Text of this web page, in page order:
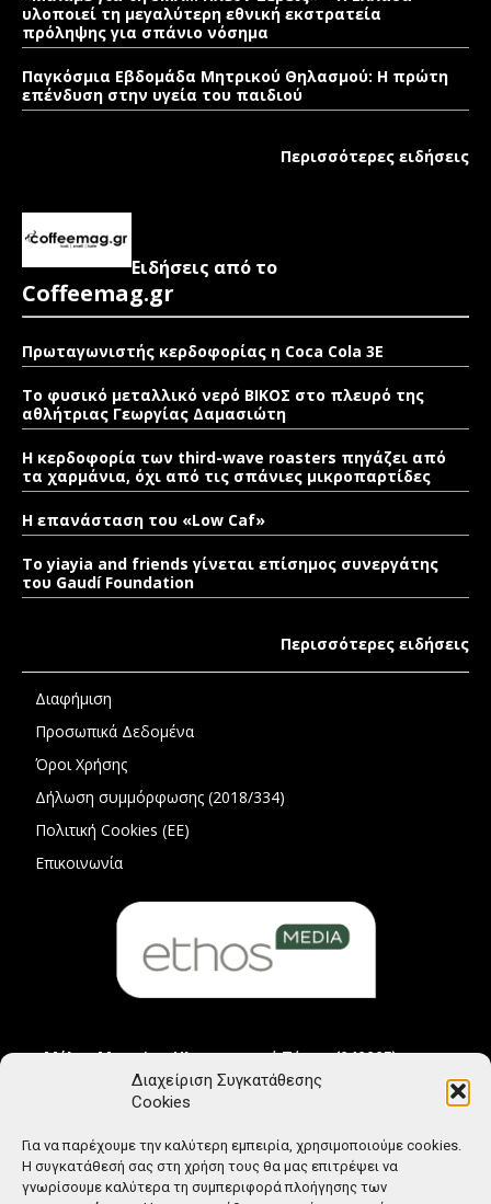
Διαχείριση Συγκατάθεσης
Cookies
Για να παρέχουμε την καλύτερη εμπειρία, χρησιμοποιούμε cookies.
Η συγκατάθεσή σας στη χρήση τους θα μας επιτρέψει να
γνωρίσουμε καλύτερα τη συμπεριφορά πλοήγησης των
υλοποιεί τη μεγαλύτερη εθνική εκστρατεία
πρόληψης για σπάνιο νόσημα
Παγκόσμια Εβδομάδα Μητρικού Θηλασμού: Η πρώτη
επένδυση στην υγεία του παιδιού
Περισσότερες ειδήσεις
Ειδήσεις από το
Coffeemag.gr
Πρωταγωνιστής κερδοφορίας η Coca Cola 3E
Το φυσικό μεταλλικό νερό ΒΙΚΟΣ στο πλευρό της
αθλήτριας Γεωργίας Δαμασιώτη
Η κερδοφορία των third-wave roasters πηγάζει από
τα χαρμάνια, όχι από τις σπάνιες μικροπαρτίδες
Η επανάσταση του «Low Caf»
To yiayia and friends γίνεται επίσημος συνεργάτης
του Gaudí Foundation
Περισσότερες ειδήσεις
Διαφήμιση
Προσωπικά Δεδομένα
Όροι Χρήσης
Δήλωση συμμόρφωσης (2018/334)
Πολιτική Cookies (ΕΕ)
Επικοινωνία
Μέλος Μητρώου Ηλεκτρονικού Τύπου (242225)